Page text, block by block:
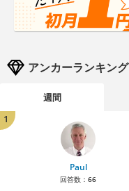
アンカーランキング
週間
1
Paul
回答数： 66